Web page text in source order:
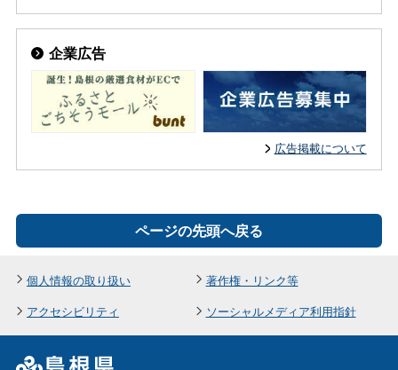
企業広告
広告掲載について
ページの先頭へ戻る
個人情報の取り扱い
著作権・リンク等
アクセシビリティ
ソーシャルメディア利用指針